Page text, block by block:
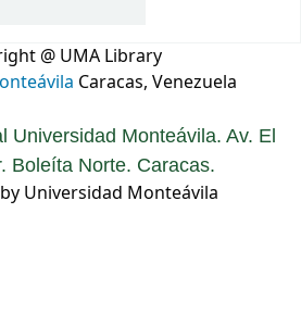
@ UMA Library
Caracas, Venezuela
Universidad Monteávila. Av. El
Boleíta Norte. Caracas.
Universidad Monteávila